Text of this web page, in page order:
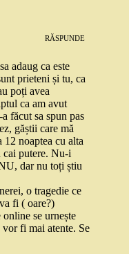
RĂSPUNDE
adaug ca este
prieteni și tu, ca
poți avea
ca am avut
făcut sa spun pas
găștii care mă
12 noaptea cu alta
cai putere. Nu-i
dar nu toți știu
o tragedie ce
fi ( oare?)
online se urnește
fi mai atente. Se